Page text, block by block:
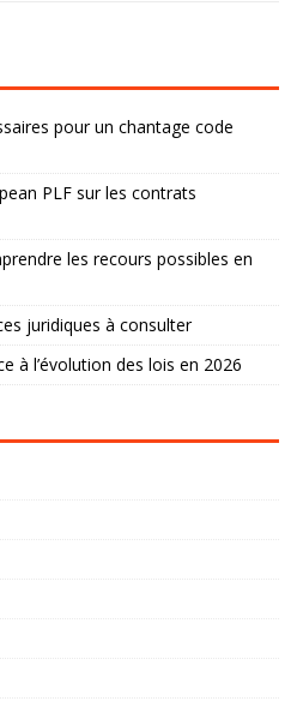
pour un chantage code
PLF sur les contrats
les recours possibles en
juridiques à consulter
à l’évolution des lois en 2026